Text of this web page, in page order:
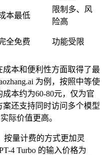
本最低
限制多、风
险高
全免费 功能受限
成本和便利性方面取得了最
为例，按照中等使
本约为60-80元，仅为官
还支持同时访问多个模型
际价值更高。
按量计费的方式更加灵
4 Turbo 的输入价格为